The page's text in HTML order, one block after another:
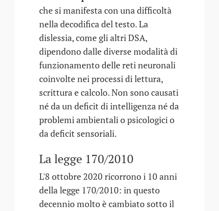
che si manifesta con una difficoltà
nella decodifica del testo. La
dislessia, come gli altri DSA,
dipendono dalle diverse modalità di
funzionamento delle reti neuronali
coinvolte nei processi di lettura,
scrittura e calcolo. Non sono causati
né da un deficit di intelligenza né da
problemi ambientali o psicologici o
da deficit sensoriali.
La legge 170/2010
L'8 ottobre 2020 ricorrono i 10 anni
della legge 170/2010: in questo
decennio molto è cambiato sotto il